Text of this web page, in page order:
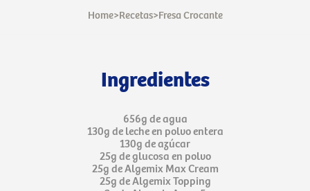
Home>Recetas>Fresa Crocante
Ingredientes
656g de agua
130g de leche en polvo entera
130g de azúcar
25g de glucosa en polvo
25g de Algemix Max Cream
25g de Algemix Topping